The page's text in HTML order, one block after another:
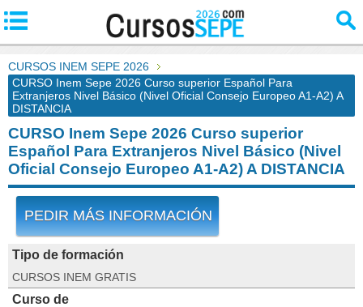
CURSOS INEM SEPE 2026
CURSO Inem Sepe 2026 Curso superior Español Para
Extranjeros Nivel Básico (Nivel Oficial Consejo Europeo A1-A2) A
DISTANCIA
CURSO Inem Sepe 2026 Curso superior
Español Para Extranjeros Nivel Básico (Nivel
Oficial Consejo Europeo A1-A2) A DISTANCIA
PEDIR MÁS INFORMACIÓN
Tipo de formación
CURSOS INEM GRATIS
Curso de